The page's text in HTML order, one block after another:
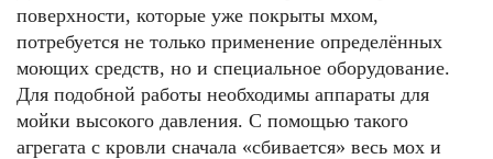
поверхности, которые уже покрыты мхом,
потребуется не только применение определённых
моющих средств, но и специальное оборудование.
Для подобной работы необходимы аппараты для
мойки высокого давления. С помощью такого
агрегата с кровли сначала «сбивается» весь мох и